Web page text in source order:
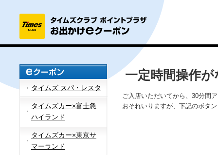
タイムズ スパ・レスタ
タイムズカー×富士急
ハイランド
タイムズカー×東京サ
マーランド
一定時間操作
ご入店いただいてから、30分間
おそれいりますが、下記のボタ